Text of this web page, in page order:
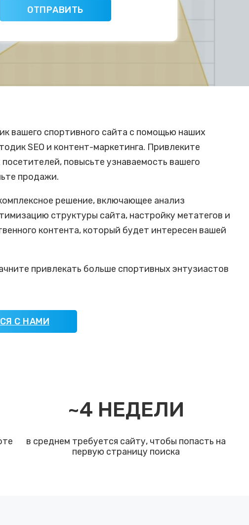
вашего спортивного сайта с помощью наших
SEO и контент-маркетинга. Привлеките
повысьте узнаваемость вашего
продажи.
решение, включающее анализ
структуры сайта, настройку метатегов и
контента, который будет интересен вашей
привлекать больше спортивных энтузиастов
С НАМИ
~4 НЕДЕЛИ
в среднем требуется сайту, чтобы попасть на
первую страницу поиска